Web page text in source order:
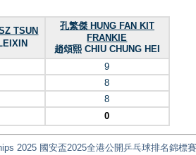
TSUN
孔繁傑 HUNG FAN KIT
FRANKIE
趙頌熙 CHIU CHUNG HEI
9
8
8
0
2025 國安盃2025全港公開乒乓球排名錦標